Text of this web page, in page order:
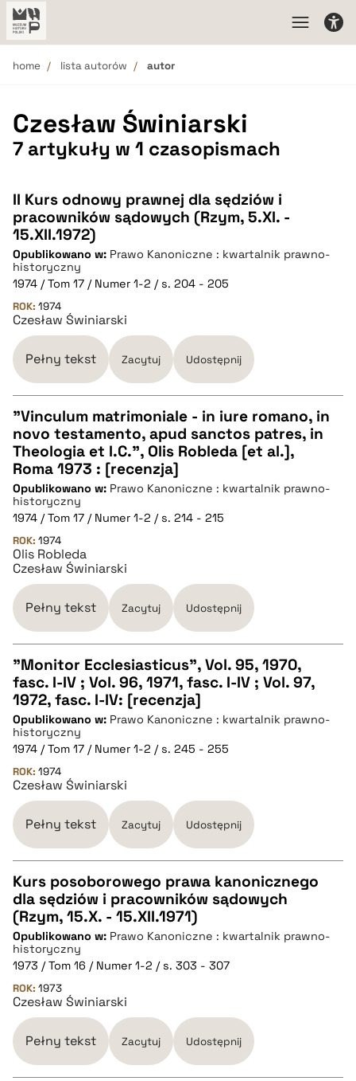
home lista autorów autor
Czesław Świniarski
7 artykuły w 1 czasopismach
II Kurs odnowy prawnej dla sędziów i
pracowników sądowych (Rzym, 5.XI. -
15.XII.1972)
Opublikowano w: Prawo Kanoniczne : kwartalnik prawno-
historyczny
1974 / Tom 17 / Numer 1-2 / s. 204 - 205
ROK: 1974
Czesław Świniarski
Pełny tekst Zacytuj Udostępnij
CZYSTY TEKST
pobierz cytat
BIBTEX
pobierz cytat
"Vinculum matrimoniale - in iure romano, in
novo testamento, apud sanctos patres, in
Theologia et I.C.", Olis Robleda [et al.],
Roma 1973 : [recenzja]
Opublikowano w: Prawo Kanoniczne : kwartalnik prawno-
historyczny
1974 / Tom 17 / Numer 1-2 / s. 214 - 215
ROK: 1974
Olis Robleda
Czesław Świniarski
Pełny tekst Zacytuj Udostępnij
CZYSTY TEKST
pobierz cytat
BIBTEX
pobierz cytat
"Monitor Ecclesiasticus", Vol. 95, 1970,
fasc. I-IV ; Vol. 96, 1971, fasc. I-IV ; Vol. 97,
1972, fasc. I-IV: [recenzja]
Opublikowano w: Prawo Kanoniczne : kwartalnik prawno-
historyczny
1974 / Tom 17 / Numer 1-2 / s. 245 - 255
ROK: 1974
Czesław Świniarski
Pełny tekst Zacytuj Udostępnij
CZYSTY TEKST
pobierz cytat
BIBTEX
pobierz cytat
Kurs posoborowego prawa kanonicznego
dla sędziów i pracowników sądowych
(Rzym, 15.X. - 15.XII.1971)
Opublikowano w: Prawo Kanoniczne : kwartalnik prawno-
historyczny
1973 / Tom 16 / Numer 1-2 / s. 303 - 307
ROK: 1973
Czesław Świniarski
Pełny tekst Zacytuj Udostępnij